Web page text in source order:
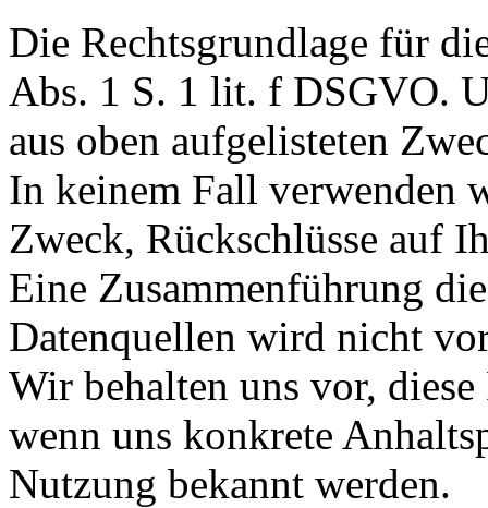
Die Rechtsgrundlage für
Abs. 1 S. 1 lit. f DSGVO.
aus oben aufgelisteten
In keinem Fall verwenden
Zweck, Rückschlüsse auf
Eine Zusammenführung
Datenquellen wird nicht
Wir behalten uns vor,
wenn uns konkrete
Nutzung bekannt werden.